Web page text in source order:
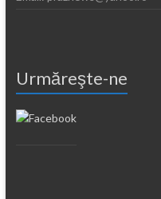
Urmăreşte-ne